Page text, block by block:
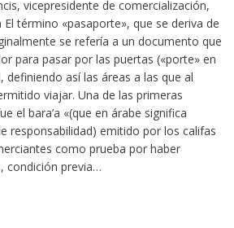
vicepresidente de comercialización,
término «pasaporte», que se deriva de
se refería a un documento que
para pasar por las puertas («porte» en
definiendo así las áreas a las que al
viajar. Una de las primeras
el bara’a «(que en árabe significa
responsabilidad) emitido por los califas
como prueba por haber
condición previa…